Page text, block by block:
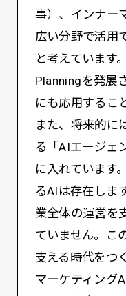
事）、インナー
広い分野で活用
と考えています
Planningを発展
にも応用するこ
また、将来的に
る「AIエージェ
に入れています
るAIは存在しま
業全体の運営を
ていません。こ
支える時代をつ
マーケティング